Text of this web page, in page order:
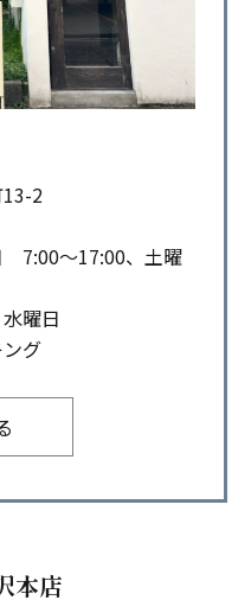
2
7:00～17:00、土曜
曜日
グ
本店